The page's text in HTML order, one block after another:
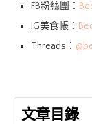
FB粉絲團：
IG美食帳：
Threads：
文章目錄